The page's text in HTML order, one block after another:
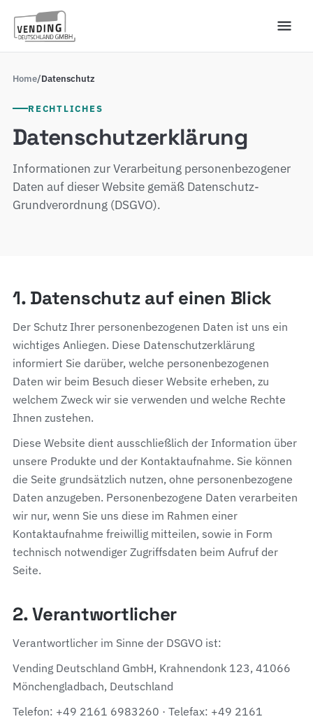
Home/Datenschutz
RECHTLICHES
Datenschutzerklärung
Informationen zur Verarbeitung personenbezogener
Daten auf dieser Website gemäß Datenschutz-
Grundverordnung (DSGVO).
1. Datenschutz auf einen Blick
Der Schutz Ihrer personenbezogenen Daten ist uns ein
wichtiges Anliegen. Diese Datenschutzerklärung
informiert Sie darüber, welche personenbezogenen
Daten wir beim Besuch dieser Website erheben, zu
welchem Zweck wir sie verwenden und welche Rechte
Ihnen zustehen.
Diese Website dient ausschließlich der Information über
unsere Produkte und der Kontaktaufnahme. Sie können
die Seite grundsätzlich nutzen, ohne personenbezogene
Daten anzugeben. Personenbezogene Daten verarbeiten
wir nur, wenn Sie uns diese im Rahmen einer
Kontaktaufnahme freiwillig mitteilen, sowie in Form
technisch notwendiger Zugriffsdaten beim Aufruf der
Seite.
2. Verantwortlicher
Verantwortlicher im Sinne der DSGVO ist:
Vending Deutschland GmbH, Krahnendonk 123, 41066
Mönchengladbach, Deutschland
Telefon: +49 2161 6983260 · Telefax: +49 2161